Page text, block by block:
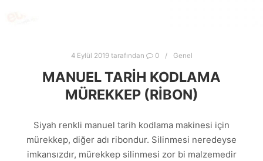
4 Eylül 2019 tarafından 0 Genel
MANUEL TARIH KODLAMA
MÜREKKEP (RIBON)
Siyah renkli manuel tarih kodlama makinesi için
mürekkep, diğer adı ribondur. Silinmesi neredeyse
imkansızdır, mürekkep silinmesi zor bi malzemedir